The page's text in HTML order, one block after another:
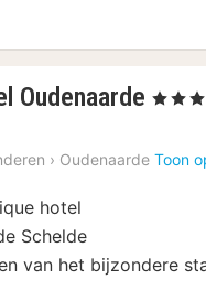
Oudenaarde 1
€
, 4
› Oudenaarde Toon
hotel
Schelde
van het bijzondere